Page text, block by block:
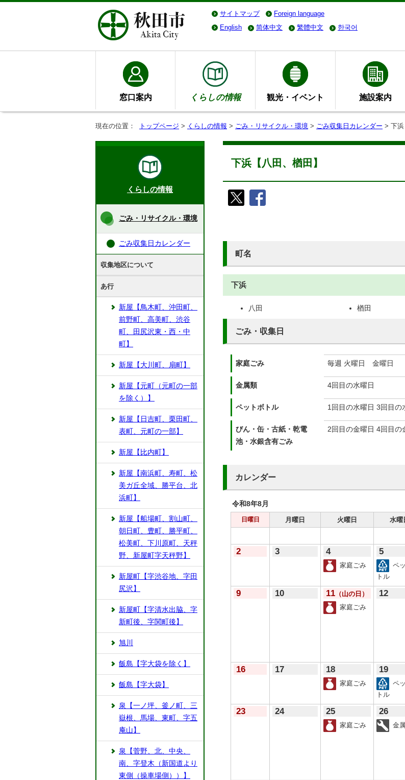
サイトマップ Foreign language
English
简体中文 繁體中文 한국어
窓口案内 くらしの情報 観光・イベント 施設案内
現在の位置： トップページ > くらしの情報 > ごみ・リサイクル・環境 > ごみ収集日カレンダー > 下浜
下浜【八田、楢田】
町名
下浜
八田 楢田
ごみ・収集日
家庭ごみ 毎週 火曜日 金曜日
金属類 4回目の水曜日
ペットボトル 1回目の水曜日 3回目の
びん・缶・古紙・乾電
池・水銀含有ごみ
2回目の金曜日 4回目の
カレンダー
令和8年8月
日曜日 月曜日 火曜日 水曜
2
3 4
家庭ごみ
5
ペ
トル
9 10 11 （山の日）
家庭ごみ
12
16 17 18
家庭ごみ
19
ペ
トル
23 24 25
家庭ごみ
26
金
くらしの情報
ごみ・リサイクル・環境
ごみ収集日カレンダー
収集地区について
あ行
新屋【鳥木町、沖田町、
前野町、高美町、渋谷
町、田尻沢東・西・中
町】
新屋【大川町、扇町】
新屋【元町（元町の一部
を除く）】
新屋【日吉町、栗田町、
表町、元町の一部】
新屋【比内町】
新屋【南浜町、寿町、松
美ガ丘全域、勝平台、北
浜町】
新屋【船場町、割山町、
朝日町、豊町、勝平町、
松美町、下川原町、天秤
野、新屋町字天秤野】
新屋町【字渋谷地、字田
尻沢】
新屋町【字清水出脇、字
新町後、字関町後】
旭川
飯島【字大袋を除く】
飯島【字大袋】
泉【一ノ坪、釜ノ町、三
嶽根、馬場、東町、字五
庵山】
泉【菅野、北、中央、
南、字登木（新国道より
東側（操車場側））】